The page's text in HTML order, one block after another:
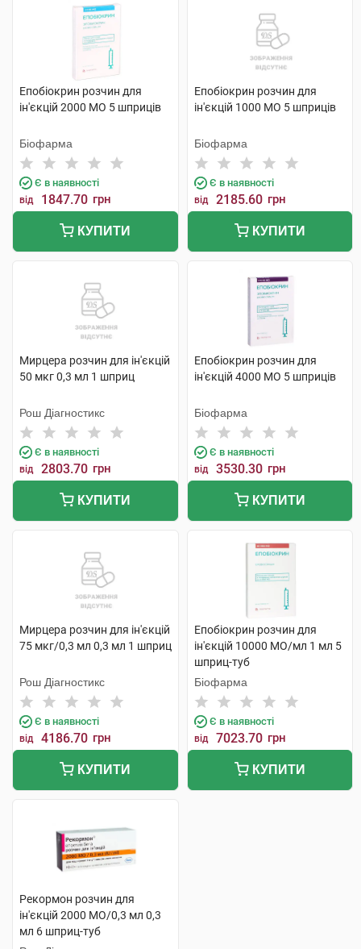
Епобіокрин розчин для
ін'єкцій 2000 МО 5 шприців
Біофарма
Є в наявності
від 1847.70 грн
КУПИТИ
Епобіокрин розчин для
ін'єкцій 1000 МО 5 шприців
Біофарма
Є в наявності
від 2185.60 грн
КУПИТИ
Мирцера розчин для ін'єкцій
50 мкг 0,3 мл 1 шприц
Рош Діагностикс
Є в наявності
від 2803.70 грн
КУПИТИ
Епобіокрин розчин для
ін'єкцій 4000 МО 5 шприців
Біофарма
Є в наявності
від 3530.30 грн
КУПИТИ
Мирцера розчин для ін'єкцій
75 мкг/0,3 мл 0,3 мл 1 шприц
Рош Діагностикс
Є в наявності
від 4186.70 грн
КУПИТИ
Епобіокрин розчин для
ін'єкцій 10000 МО/мл 1 мл 5
шприц-туб
Біофарма
Є в наявності
від 7023.70 грн
КУПИТИ
Рекормон розчин для
ін'єкцій 2000 МО/0,3 мл 0,3
мл 6 шприц-туб